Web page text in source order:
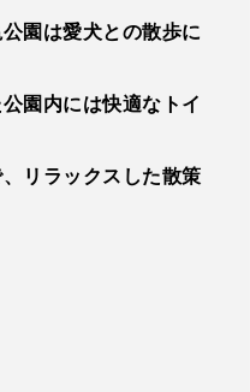
園は愛犬との散歩に
園内には快適なトイ
リラックスした散策